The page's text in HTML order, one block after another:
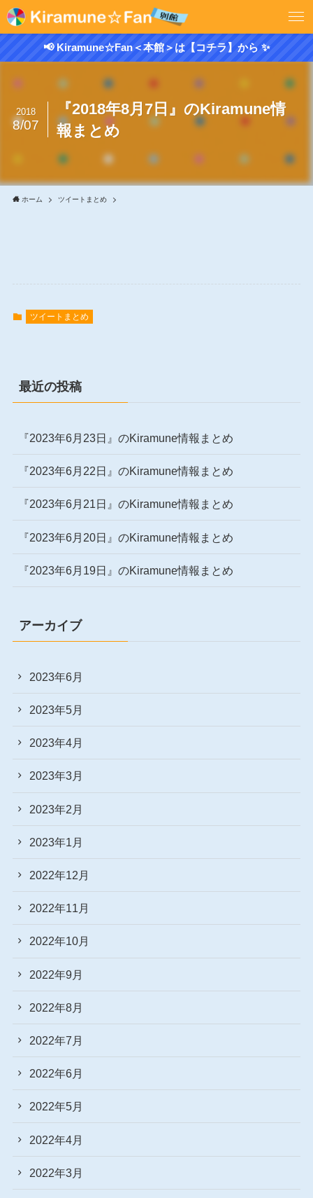
📢 Kiramune☆Fan＜本館＞は【コチラ】から ✨
『2018年8月7日』のKiramune情
報まとめ
2018
8/07
ホーム ツイートまとめ
ツイートまとめ
最近の投稿
『2023年6月23日』のKiramune情報まとめ
『2023年6月22日』のKiramune情報まとめ
『2023年6月21日』のKiramune情報まとめ
『2023年6月20日』のKiramune情報まとめ
『2023年6月19日』のKiramune情報まとめ
アーカイブ
2023年6月
2023年5月
2023年4月
2023年3月
2023年2月
2023年1月
2022年12月
2022年11月
2022年10月
2022年9月
2022年8月
2022年7月
2022年6月
2022年5月
2022年4月
2022年3月